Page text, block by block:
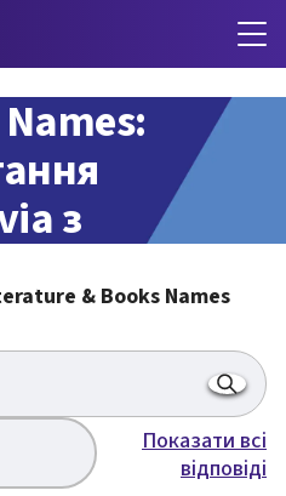
&
з
& Books Names
Показати всі
відповіді